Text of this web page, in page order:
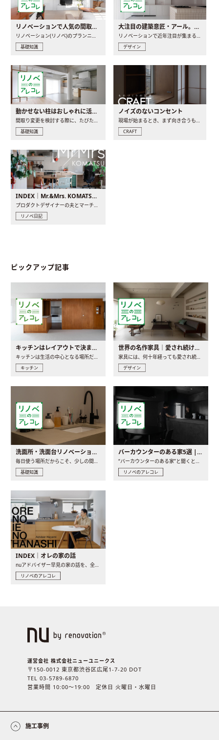
リノベーションで人気の間取りとは？トレンドの間取りと実例を徹底解説
基礎知識
大注目の建築意匠・アール。人気の理由と空間に取り入れるポイント
デザイン
動かせない柱はおしゃれに活用！柱を魅せるリノベーション(リノベ)4選
基礎知識
ノイズのないコンセント
CRAFT
INDEX｜Mr.&Mrs. KOMATSU renovation diary
リノベ日記
ピックアップ記事
キッチンはレイアウトで決まる。後悔しないための考え方と選び方
キッチンは生活の中心となる場所だからこそ、家の中のどこに置..
キッチン
世界の名作家具｜愛され続ける理由と一生モノとの出会い方
家具には、何十年経っても愛され続ける「名作」と呼ばれるもの..
デザイン
洗面所・洗面台リノベーションの事例と間取りアイデア
基礎知識
バーカウンターのある家5選 | 日常に馴染む“距離の近い”キッチンとは
リノベのアレコレ
INDEX｜オレの家の話
nuアドバイザー早見の家の話を、全4話でお届け。リノベーションを..
リノベのアレコレ
運営会社 株式会社ニューユニークス
〒150-0012 東京都渋谷区広尾1-7-20 DOT
TEL 03-5789-6870
営業時間 10:00〜19:00 定休日 火曜日・水曜日
施工事例